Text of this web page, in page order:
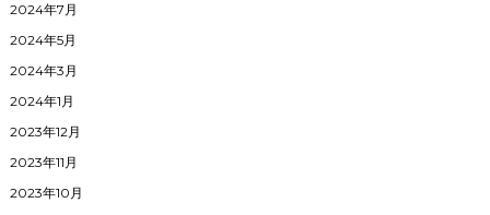
2024年7月
2024年5月
2024年3月
2024年1月
2023年12月
2023年11月
2023年10月